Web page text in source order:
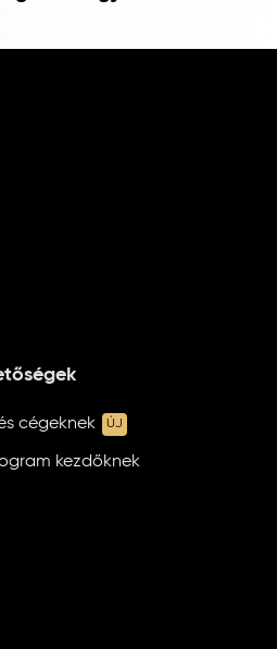
cégeknek ÚJ
kezdőknek